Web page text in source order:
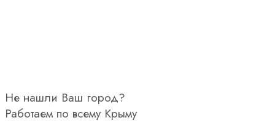
Не нашли Ваш город?
Работаем по всему Крыму